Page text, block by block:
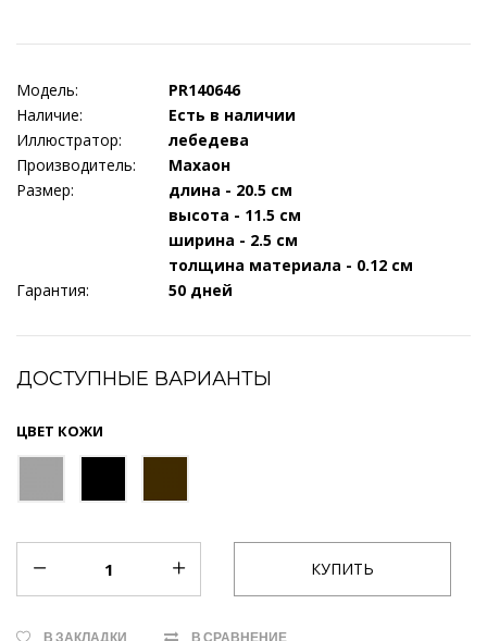
Модель:
PR140646
Наличие:
Есть в наличии
Иллюстратор:
лебедева
Производитель:
Махаон
Размер:
длина - 20.5 см
высота - 11.5 см
ширина - 2.5 см
толщина материала - 0.12 см
Гарантия:
50 дней
ДОСТУПНЫЕ ВАРИАНТЫ
ЦВЕТ КОЖИ
В ЗАКЛАДКИ В СРАВНЕНИЕ